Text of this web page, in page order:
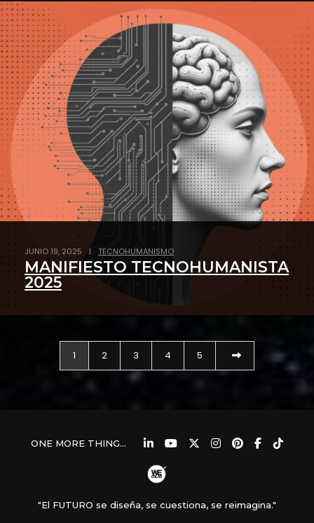
JUNIO 19, 2025 | TECNOHUMANISMO
MANIFIESTO TECNOHUMANISTA
2025
1 2 3 4 5
ONE MORE THING...
"El FUTURO se diseña, se cuestiona, se reimagina."